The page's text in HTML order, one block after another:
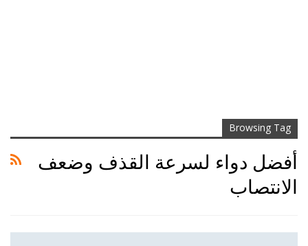
Browsing Tag
أفضل دواء لسرعة القذف وضعف
الانتصاب